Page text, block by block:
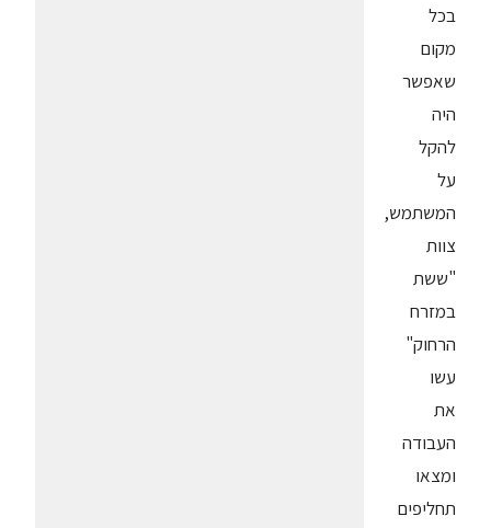
בכל
מקום
שאפשר
היה
להקל
על
המשתמש,
צוות
"ששת
במזרח
הרחוק"
עשו
את
העבודה
ומצאו
תחליפים